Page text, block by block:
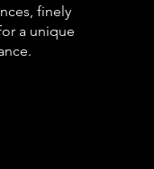
finely
a unique